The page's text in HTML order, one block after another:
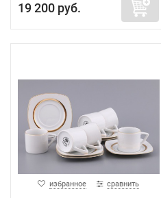
19 200 руб.
избранное сравнить